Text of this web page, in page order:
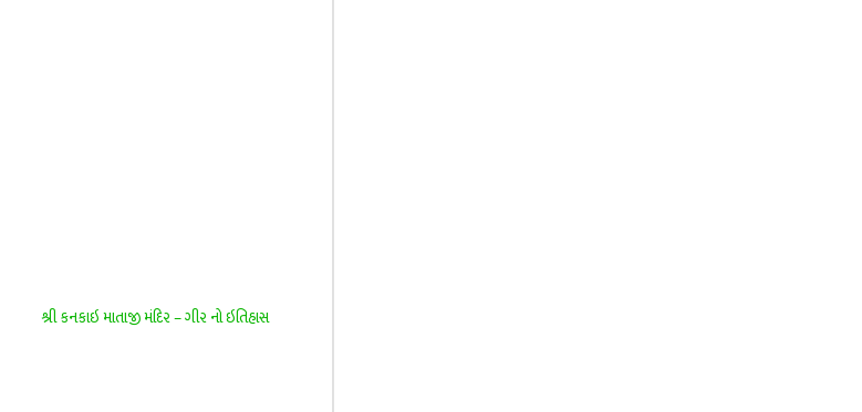
શ્રી કનકાઇ માતાજી મંદિર – ગીર નો ઇતિહાસ